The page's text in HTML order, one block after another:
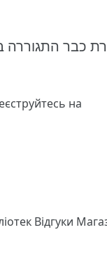
כבר התגוררה
на
Відгуки